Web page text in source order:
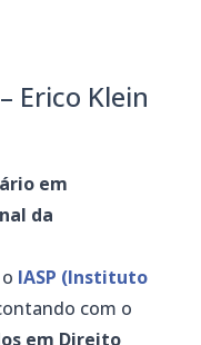
Erico Klein
em
da
IASP (Instituto
com o
em Direito